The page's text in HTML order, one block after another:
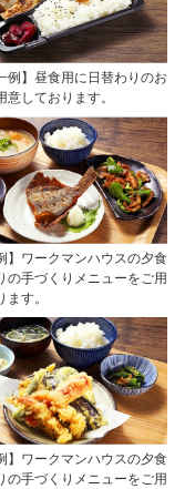
例】昼食用に日替わりのお
意しております。
】ワークマンハウスの夕食
の手づくりメニューをご用
す。
】ワークマンハウスの夕食
の手づくりメニューをご用